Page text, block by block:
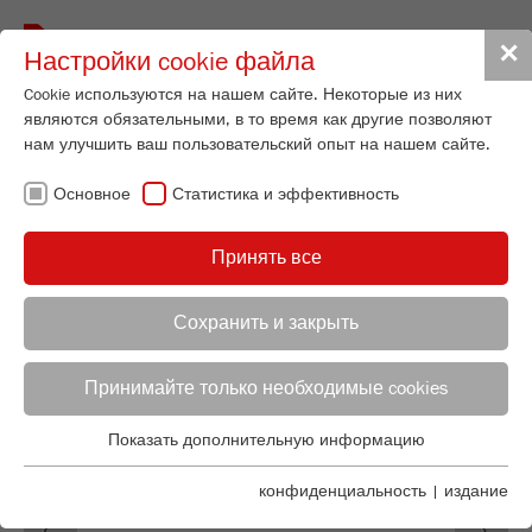
✕
Настройки cookie файла
Cookie используются на нашем сайте. Некоторые из них
являются обязательными, в то время как другие позволяют
нам улучшить ваш пользовательский опыт на нашем сайте.
Основное Статистика и эффективность
Принять все
Сохранить и закрыть
Принимайте только необходимые cookies
Основные cookies необходимы для основных функций
Показать дополнительную информацию
конфиденциальность | издание
Selina Stemmler
FRITSCH GmbH - Milling and Sizing
Industriestrasse 8
55743 Idar-Oberstein
+49 67 84 70 155
Toggle
НОВОСТИ
FRITSCH